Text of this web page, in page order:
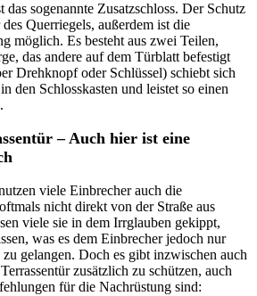
sogenannte Zusatzschloss. Der Schutz
Querriegels, außerdem ist die
möglich. Es besteht aus zwei Teilen,
das andere auf dem Türblatt befestigt
Drehknopf oder Schlüssel) schiebt sich
den Schlosskasten und leistet so einen
– Auch hier ist eine
viele Einbrecher auch die
nicht direkt von der Straße aus
viele sie in dem Irrglauben gekippt,
was es dem Einbrecher jedoch nur
gelangen. Doch es gibt inzwischen auch
zusätzlich zu schützen, auch
für die Nachrüstung sind: